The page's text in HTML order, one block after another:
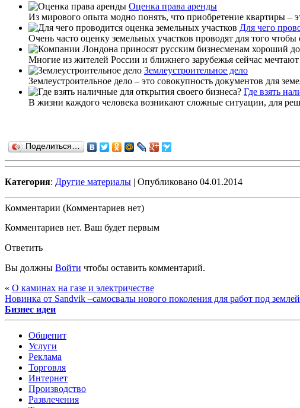
Оценка права аренды
Из мирового опыта модно понять, что приобретение квартиры
Для чего
Очень часто оценку земельных участков проводят для того
Многие из жителей России и ближнего зарубежья сейчас
Землеустроительное дело
Землеустроительное дело – это совокупность документов для
Где взять
В жизни каждого человека возникают сложные ситуации, для
Поделиться…
Категория: Другие материалы | Опубликовано 04.01.2014
Комментарии (Комментариев нет)
Комментариев нет. Ваш будет первым
Ответить
Вы должны Войти чтобы оставить комментарий.
« О каминах на газе и электричестве
Новинка от Sandvik –самосвалы нового поколения для работ под
Бизнес идеи
Общепит
Услуги
Реклама
Торговля
Интернет
Производство
Развлечения